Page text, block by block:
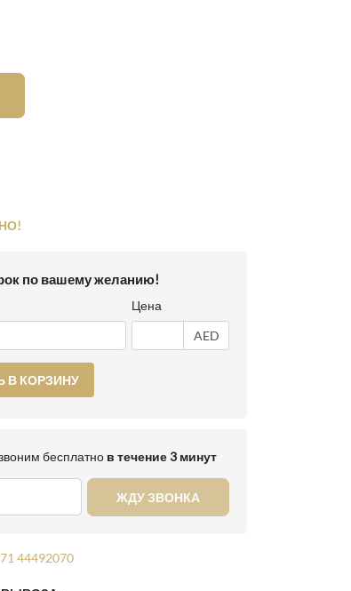
по вашему желанию!
Цена
AED
В КОРЗИНУ
бесплатно в течение 3 минут
ЖДУ ЗВОНКА
44492070